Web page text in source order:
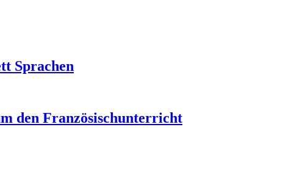
Sprachen
den Französischunterricht